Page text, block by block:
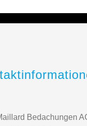
Bedachungen